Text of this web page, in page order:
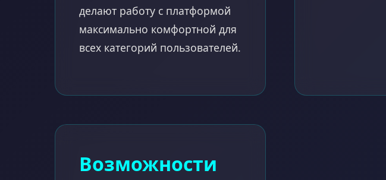
делают работу с платформой
максимально комфортной для
всех категорий пользователей.
Возможности